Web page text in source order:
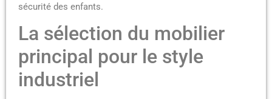
sécurité des enfants.
La sélection du mobilier
principal pour le style
industriel